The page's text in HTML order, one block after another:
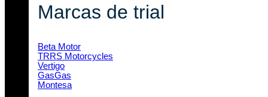
Marcas de trial
Beta Motor
TRRS Motorcycles
Vertigo
GasGas
Montesa